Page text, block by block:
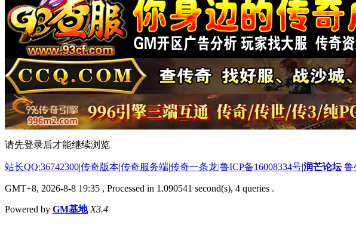
请先登录后才能继续浏览
站长QQ:36742300|传奇版本|传奇服务端|传奇一条龙|鲁ICP备16008334号|润芒论坛 鲁
GMT+8, 2026-8-8 19:35 , Processed in 1.090541 second(s), 4 queries .
Powered by GM基地 X3.4